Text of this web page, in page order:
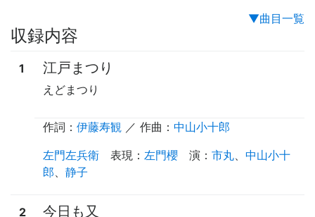
▼曲目一覧
収録内容
1 江戸まつり
えどまつり
作詞： 伊藤寿観 ／ 作曲： 中山小十郎
左門左兵衛
表現 ： 左門櫻 演 ： 市丸
中山小十
郎
静子
2 今日も又